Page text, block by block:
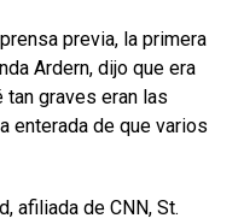
previa, la primera
Ardern, dijo que era
graves eran las
enterada de que varios
afiliada de CNN, St.